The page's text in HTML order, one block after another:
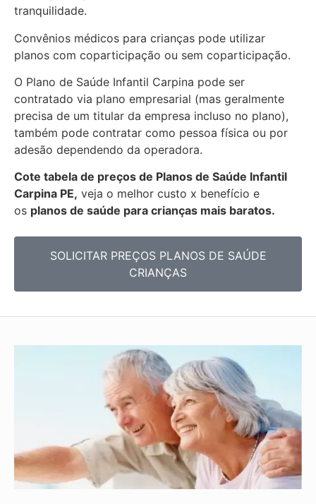
tranquilidade.
Convênios médicos para crianças pode utilizar
planos com coparticipação ou sem coparticipação.
O Plano de Saúde Infantil Carpina pode ser
contratado via plano empresarial (mas geralmente
precisa de um titular da empresa incluso no plano),
também pode contratar como pessoa física ou por
adesão dependendo da operadora.
Cote tabela de preços de Planos de Saúde Infantil
Carpina PE, veja o melhor custo x benefício e
os planos de saúde para crianças mais baratos.
SOLICITAR PREÇOS PLANOS DE SAÚDE
CRIANÇAS